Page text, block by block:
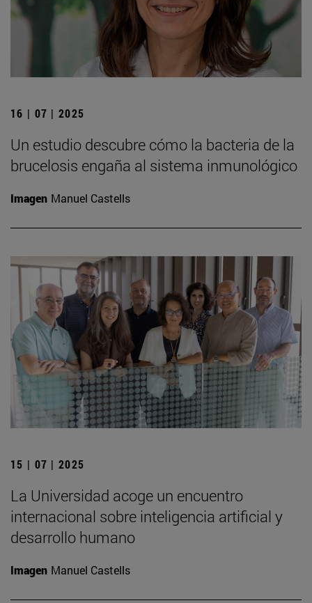
16 | 07 | 2025
Un estudio descubre cómo la bacteria de la
brucelosis engaña al sistema inmunológico
Imagen Manuel Castells
15 | 07 | 2025
La Universidad acoge un encuentro
internacional sobre inteligencia artificial y
desarrollo humano
Imagen Manuel Castells